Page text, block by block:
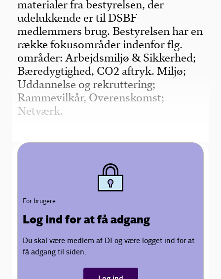
Værd at vide
For medlemmer
Kontakt
English
materialer fra bestyrelsen, der
udelukkende er til DSBF-
medlemmers brug. Bestyrelsen har en
række fokusområder indenfor flg.
områder: Arbejdsmiljø & Sikkerhed;
Bæredygtighed, CO2 aftryk. Miljø;
Uddannelse og rekruttering;
Rammevilkår, Overenskomst;
Netværk.
For brugere
Log ind for at få adgang
Du skal være medlem af DI og være logget ind for at
få adgang til siden.